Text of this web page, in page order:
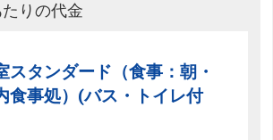
りの代金
スタンダード（食事：朝・
食事処）(バス・トイレ付